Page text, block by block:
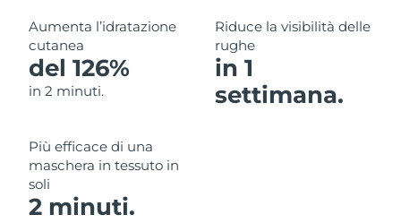
Aumenta l’idratazione
cutanea
del 126%
in 2 minuti.
Riduce la visibilità delle
rughe
in 1
settimana.
Più efficace di una
maschera in tessuto in
soli
2 minuti.
Monaco Consegna stimata8/12/26
Paesi Bassi Consegna stimata
Norvegia
Oman